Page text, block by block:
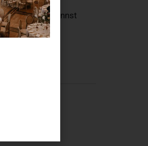
zu kaufen, kannst
Detail.